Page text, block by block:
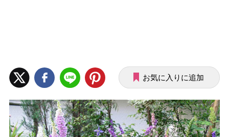
お気に入りに追加